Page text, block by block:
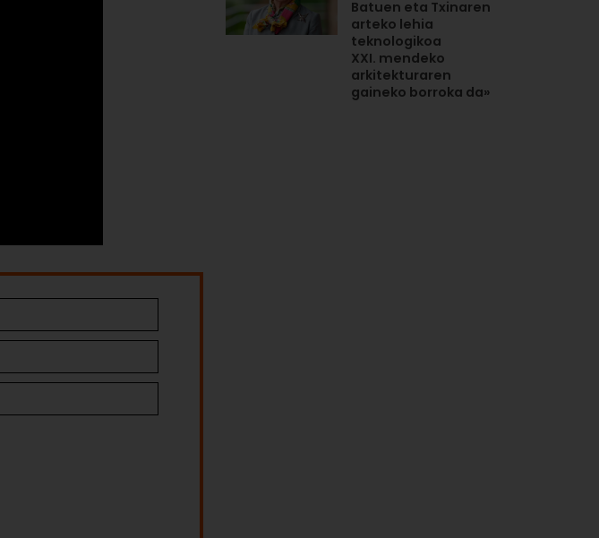
Batuen eta Txinaren
arteko lehia
teknologikoa
XXI. mendeko
arkitekturaren
gaineko borroka da»